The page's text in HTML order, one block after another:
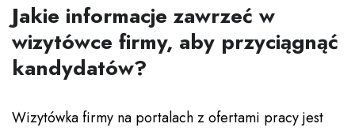
Jakie informacje zawrzeć w
wizytówce firmy, aby przyciągnąć
kandydatów?
Wizytówka firmy na portalach z ofertami pracy jest